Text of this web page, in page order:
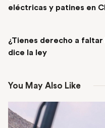
eléctricas y patines en
¿Tienes derecho a
dice la ley
You May Also Like